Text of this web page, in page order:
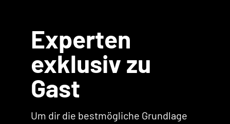
Experten
exklusiv zu
Gast
Um dir die bestmögliche Grundlage